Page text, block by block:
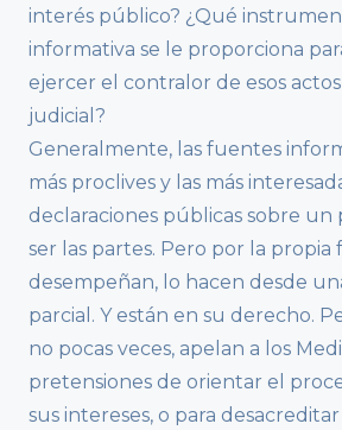
interés público? ¿Qué
informativa se le proporciona
ejercer el contralor de esos
judicial?
Generalmente, las fuentes
más proclives y las más
declaraciones públicas sobre un
ser las partes. Pero por la
desempeñan, lo hacen desde
parcial. Y están en su derecho.
no pocas veces, apelan a los
pretensiones de orientar el
sus intereses, o para